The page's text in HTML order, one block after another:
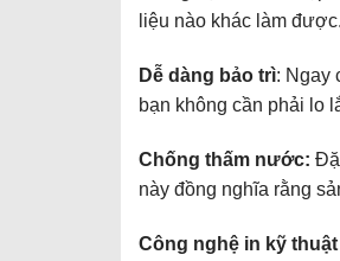
liệu nào khác làm
Dễ dàng bảo trì: Ngay
bạn không cần phải lo
Chống thấm nước:
này đồng nghĩa rằng
Công nghệ in kỹ